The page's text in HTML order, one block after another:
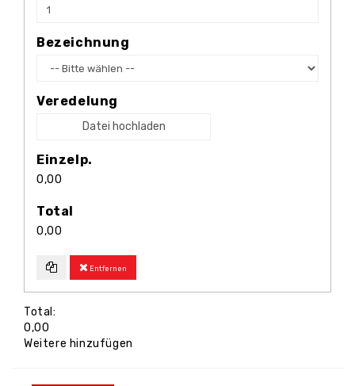
Bezeichnung
Veredelung
Datei hochladen
Einzelp.
0,00
Total
0,00
Entfernen
Total:
0,00
Weitere hinzufügen